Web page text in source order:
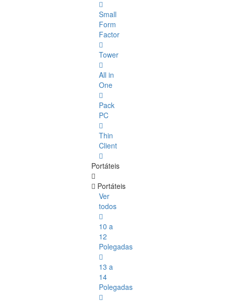
Small
Form
Factor
Tower
All in
One
Pack
PC
Thin
Client
Portáteis
Portáteis
Ver
todos
10 a
12
Polegadas
13 a
14
Polegadas